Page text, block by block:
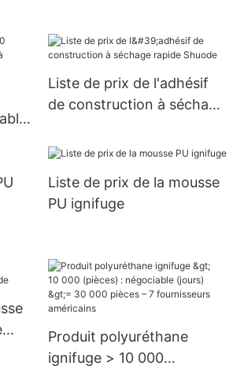
Shuode
Liste de prix de l'adhésif
de construction à séchage
Liste de prix de la mousse
PU ignifuge
Produit polyuréthane
ignifuge > 10 000